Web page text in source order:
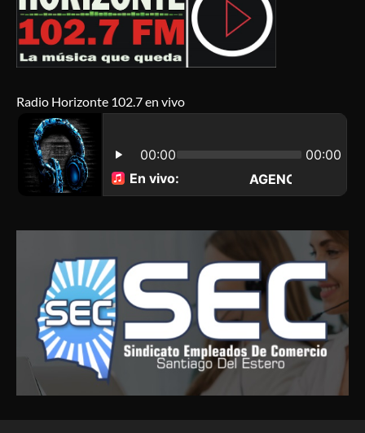
Radio Horizonte 102.7 en vivo